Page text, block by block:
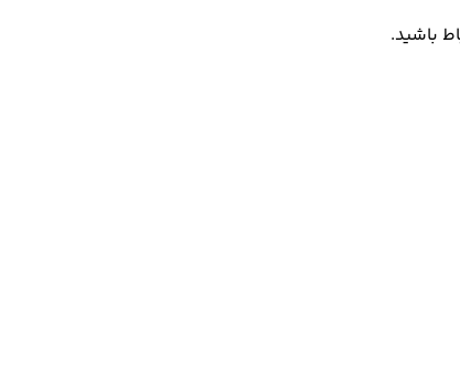
باشید.